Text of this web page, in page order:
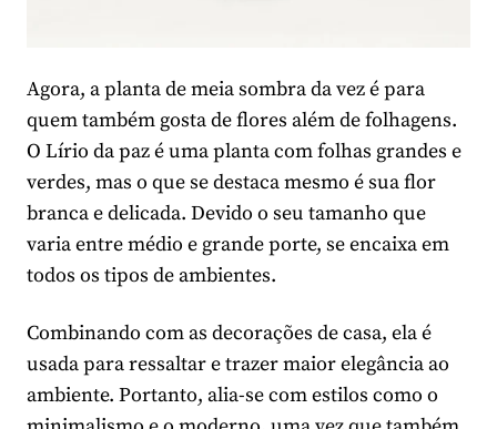
Agora, a planta de meia sombra da vez é para
quem também gosta de flores além de folhagens.
O Lírio da paz é uma planta com folhas grandes e
verdes, mas o que se destaca mesmo é sua flor
branca e delicada. Devido o seu tamanho que
varia entre médio e grande porte, se encaixa em
todos os tipos de ambientes.
Combinando com as decorações de casa, ela é
usada para ressaltar e trazer maior elegância ao
ambiente. Portanto, alia-se com estilos como o